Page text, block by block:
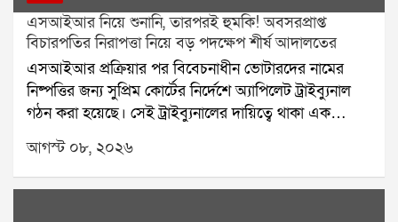
এসআইআর নিয়ে শুনানি, তারপরই হুমকি! অবসরপ্রাপ্ত
বিচারপতির নিরাপত্তা নিয়ে বড় পদক্ষেপ শীর্ষ আদালতের
এসআইআর প্রক্রিয়ার পর বিবেচনাধীন ভোটারদের নামের
নিষ্পত্তির জন্য সুপ্রিম কোর্টের নির্দেশে অ্যাপিলেট ট্রাইব্যুনাল
গঠন করা হয়েছে। সেই ট্রাইব্যুনালের দায়িত্বে থাকা এক
অবসরপ্রাপ্ত বিচারপতির নিরাপত্তা নিয়ে এবার প্রশ্ন উঠল।
হুমকি, পথ দুর্ঘটনা এবং বাড়িতে চিঠি আসার অভিযোগের পর
বিষয়টি পৌঁছল সুপ্রিম কোর্টে। এবার নিরাপত্তার বিষয়টি
আগস্ট ০৮, ২০২৬